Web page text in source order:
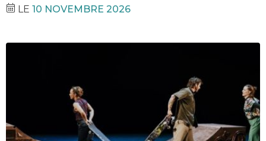
LE 10 NOVEMBRE 2026